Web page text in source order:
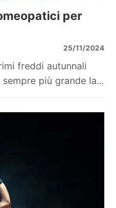
per
25/11/2024
freddi autunnali
più grande la...